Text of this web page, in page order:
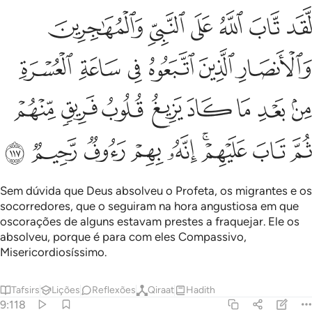
لقد تاب الله على النبي والمهاجرين والانصار الذين اتبعوه في ساعة
لَّقَد تَّابَ ٱللَّهُ عَلَى ٱلنَّبِىِّ وَٱلْمُهَـٰجِرِينَ وَٱلْأَنصَارِ ٱلَّذِينَ ٱتَّبَعُوهُ
ﲨﲩﲪﲫﲬﲭ
ﲮﲯﲰﲱﲲﲳ
ﲴﲵﲶﲷﲸ ﲹﲺﲻ
ﲼﲽﲾﲿﳀﳁﳂﳃﳄ
Sem dúvida que Deus absolveu o Profeta, os migrantes e os
socorredores, que o seguiram na hora angustiosa em que
oscorações de alguns estavam prestes a fraquejar. Ele os
absolveu, porque é para com eles Compassivo,
Misericordiosíssimo.
Tafsirs Lições Reflexões Qiraat Hadith
9:118